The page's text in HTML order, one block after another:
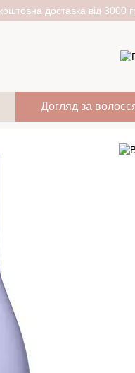
доставка від
Догляд за